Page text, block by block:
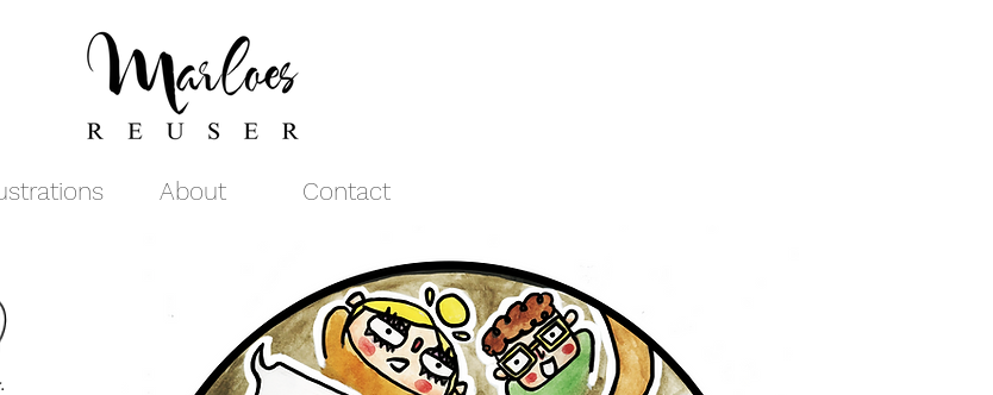
About Contact